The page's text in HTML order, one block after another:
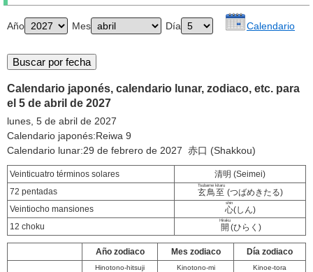
Año Mes Día Calendario
Calendario japonés, calendario lunar, zodiaco, etc. para
el 5 de abril de 2027
lunes, 5 de abril de 2027
Calendario japonés:Reiwa 9
Calendario lunar:29 de febrero de 2027 赤口 (Shakkou)
Veinticuatro términos solares
清明 (Seimei)
72 pentadas
玄鳥至
Tsubame kitaru
(つばめきたる)
Veintiocho mansiones
心
shin
(しん)
12 choku
開
Hiraku
(ひらく)
Año zodiaco Mes zodiaco Día zodiaco
Hinotono-hitsuji
Kinotono-mi
Kinoe-tora